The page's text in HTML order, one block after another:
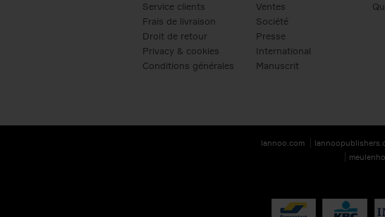
Service clients
Frais de livraison
Droit de retour
Privacy & cookies
Conditions générales
Ventes
Société
Presse
International
Manuscrit
lannoo.com